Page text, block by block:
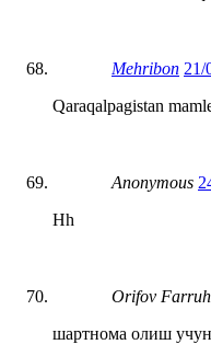
Mehribon 21/
Qaraqalpagistan
Anonymous
Hh
Orifov Farruh
шартнома олиш учун